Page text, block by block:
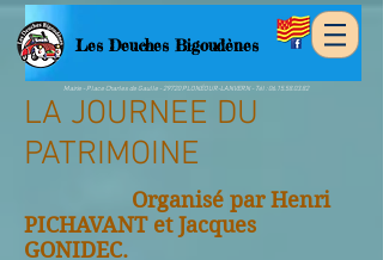
LesDeuches Bigoudènes
Mairie - Place Charles de Gaulle - 29720 PLONÉOUR-LANVERN - Tél : 06.15.58.03.82
LA JOURNEE DU
PATRIMOINE
Organisé par Henri
PICHAVANT et Jacques
GONIDEC.